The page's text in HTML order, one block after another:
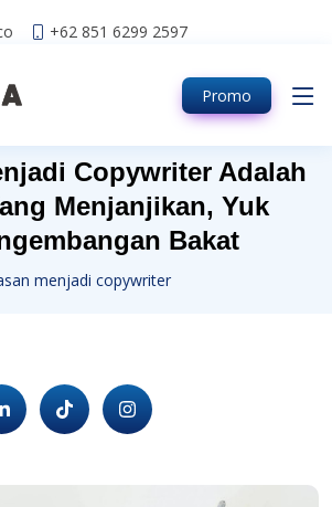
+62 851 6299 2597
Promo
Copywriter Adalah
Menjanjikan, Yuk
Bakat
menjadi copywriter